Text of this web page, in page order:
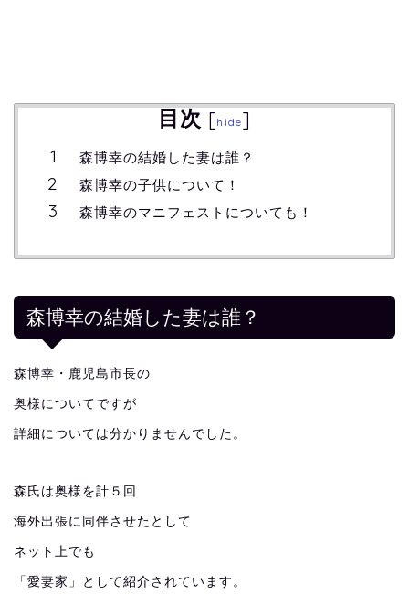
目次 [hide]
森博幸の結婚した妻は誰？
森博幸の子供について！
森博幸のマニフェストについても！
森博幸の結婚した妻は誰？
森博幸・鹿児島市長の
奥様についてですが
詳細については分かりませんでした。
森氏は奥様を計５回
海外出張に同伴させたとして
ネット上でも
「愛妻家」として紹介されています。